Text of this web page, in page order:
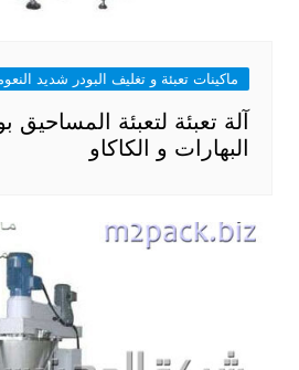
ماكينات تعبئة و تغليف البودر شديد
آلة تعبئة لتعبئة المساحيق
البهارات و الكاكاو